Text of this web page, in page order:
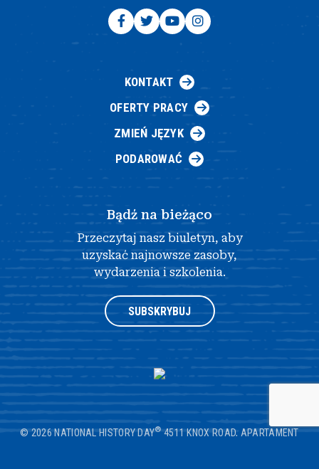
KONTAKT
OFERTY PRACY
ZMIEŃ JĘZYK
PODAROWAĆ
Bądź na bieżąco
Przeczytaj nasz biuletyn, aby
uzyskać najnowsze zasoby,
wydarzenia i szkolenia.
SUBSKRYBUJ
© 2026 NATIONAL HISTORY DAY® 4511 KNOX ROAD, APARTAMENT